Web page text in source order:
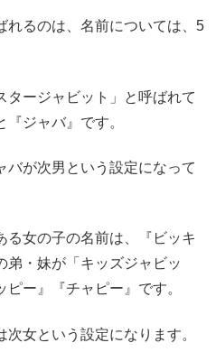
れるのは、名前については、5
タージャビット」と呼ばれて
ジャバ』です。
バが次男という設定になって
る女の子の名前は、『ビッキ
弟・妹が「キッズジャビッ
ピー』『チャピー』です。
女という設定になります。